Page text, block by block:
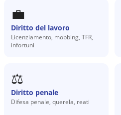
💼
Diritto del lavoro
Licenziamento, mobbing, TFR,
infortuni
⚖️
Diritto penale
Difesa penale, querela, reati